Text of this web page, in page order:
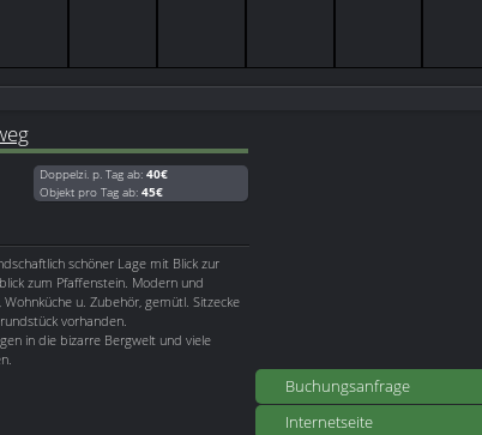
Buchungsanfrage
Internetseite
Doppelzi. p. Tag ab: 40€
Objekt pro Tag ab: 45€
schöner Lage mit Blick zur
zum Pfaffenstein. Modern und
u. Zubehör, gemütl. Sitzecke
vorhanden.
in die bizarre Bergwelt und viele